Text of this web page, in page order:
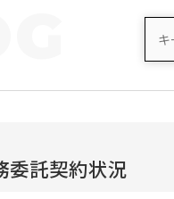
委託契約状況